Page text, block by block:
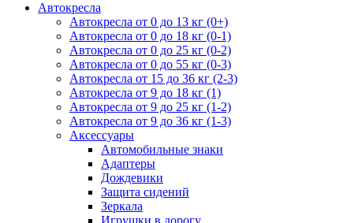
Автокресла
Автокресла от 0 до 13 кг (0+)
Автокресла от 0 до 18 кг (0-1)
Автокресла от 0 до 25 кг (0-2)
Автокресла от 0 до 55 кг (0-3)
Автокресла от 15 до 36 кг (2-3)
Автокресла от 9 до 18 кг (1)
Автокресла от 9 до 25 кг (1-2)
Автокресла от 9 до 36 кг (1-3)
Аксессуары
Автомобильные знаки
Адаптеры
Дождевики
Защита сидений
Зеркала
Игрушки в дорогу